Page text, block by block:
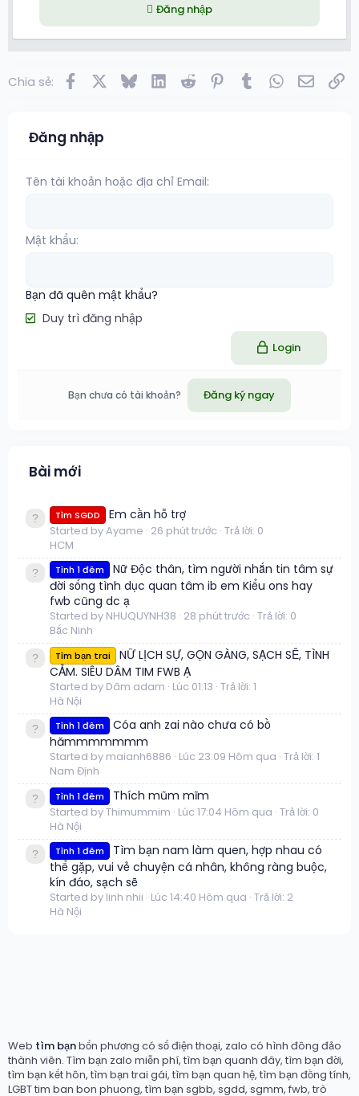
Đăng nhập
Chia sẻ: FacebookBlueskyLinkedInReddit Pinterest
Tumblr WhatsApp
Email
Đăng nhập
Tên tài khoản hoặc địa chỉ Email
Mật khẩu
Bạn đã quên mật khẩu?
Duy trì đăng nhập
Login
Bạn chưa có tài khoản? Đăng ký ngay
Bài mới
Tìm SGDD Em cần hỗ trợ
Started by Ayame 26 phút trước Trả lời: 0
HCM
Tình 1 đêm
Nữ Độc thân, tìm người nhắn tin tâm sự
đời sống tình dục quan tâm ib em Kiểu ons hay
fwb cũng dc ạ
Started by NHUQUYNH38 28 phút trước Trả lời: 0
Bắc Ninh
Tìm bạn trai
NỮ LỊCH SỰ, GỌN GÀNG, SẠCH SẼ, TÌNH
CẢM. SIÊU DÂM TIM FWB Ạ
Started by Dâm adam Lúc 01:13 Trả lời: 1
Hà Nội
Tình 1 đêm
Cóa anh zai nào chưa có bồ
hămmmmmmm
Started by maianh6886 Lúc 23:09 Hôm qua Trả lời: 1
Nam Định
Tình 1 đêm Thích mũm mĩm
Started by Thimummim Lúc 17:04 Hôm qua Trả lời: 0
Hà Nội
Tình 1 đêm
Tìm bạn nam làm quen, hợp nhau có
thể gặp, vui vẻ chuyện cá nhân, không ràng buộc,
kín đáo, sạch sẽ
Started by linh nhii Lúc 14:40 Hôm qua Trả lời: 2
Hà Nội
Web tìm bạnbốn phương có số điện thoại, zalo có hình đông đảo
thành viên. Tìm bạn zalo miễn phí, tìm bạn quanh đây, tìm bạn đời,
tìm bạn kết hôn, tìm bạn trai gái, tìm bạn quan hệ, tìm bạn đồng tính,
LGBT tim ban bon phuong, tìm bạn sgbb, sgdd, sgmm, fwb, trò